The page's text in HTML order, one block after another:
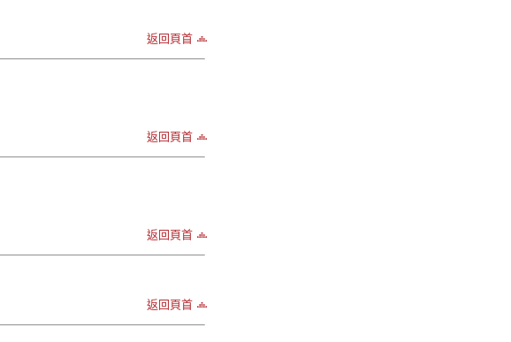
返回頁首
返回頁首
返回頁首
返回頁首